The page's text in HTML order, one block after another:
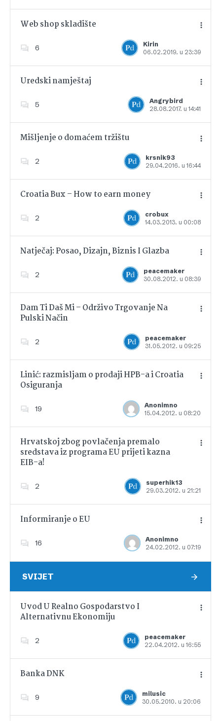
Web shop skladište
6
Kirin
06.02.2019. u 23:39
Dodajte u favorite
Uredski namještaj
5
Angrybird
28.08.2017. u 14:41
Dodajte u favorite
Mišljenje o domaćem tržištu
2
krsnik93
29.04.2016. u 16:44
Dodajte u favorite
Croatia Bux – How to earn money
2
crobux
14.03.2013. u 00:08
Dodajte u favorite
Natječaj: Posao, Dizajn, Biznis I Glazba
2
peacemaker
30.08.2012. u 08:39
Dodajte u favorite
Dam Ti Daš Mi – Održivo Trgovanje Na
Pulski Način
2
peacemaker
31.05.2012. u 09:25
Dodajte u favorite
Linić: razmisljam o prodaji HPB-a i Croatia
Osiguranja
19
Anonimno
15.04.2012. u 08:20
Dodajte u favorite
Hrvatskoj zbog povlačenja premalo
sredstava iz programa EU prijeti kazna
EIB-a!
2
superhik13
29.03.2012. u 21:21
Informiranje o EU
16
Anonimno
24.02.2012. u 07:19
Dodajte u favorite
SVIJET
Uvod U Realno Gospodarstvo I
Alternativnu Ekonomiju
2
peacemaker
22.04.2012. u 16:55
Dodajte u favorite
Banka DNK
9
milusic
30.05.2010. u 20:06
Dodajte u favorite